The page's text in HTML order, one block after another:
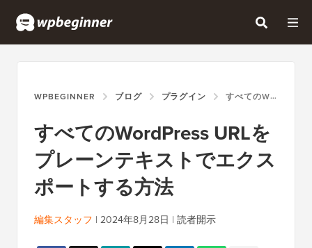
WPBEGINNER ブログ プラグイン すべてのWORDPRESS URLをプレーンテキストでエクスポートする方法
すべてのWordPress URLを
プレーンテキストでエクス
ポートする方法
編集スタッフ | 2024年8月28日 | 読者開示